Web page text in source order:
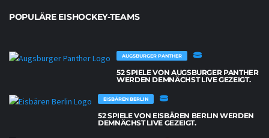
POPULÄRE EISHOCKEY-TEAMS
AUGSBURGER PANTHER
52 SPIELE VON AUGSBURGER PANTHER
WERDEN DEMNÄCHST LIVE GEZEIGT.
EISBÄREN BERLIN
52 SPIELE VON EISBÄREN BERLIN WERDEN
DEMNÄCHST LIVE GEZEIGT.